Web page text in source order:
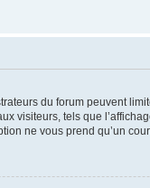
du forum peuvent
visiteurs, tels que
ne vous prend qu’un